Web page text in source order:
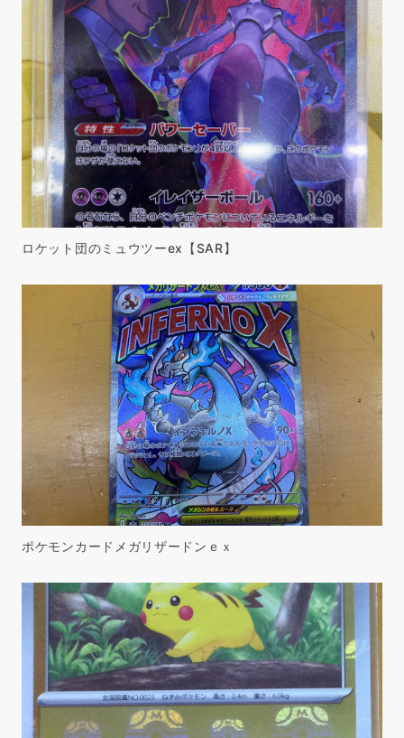
ロケット団のミュウツーex【SAR】
ポケモンカードメガリザードンｅｘ